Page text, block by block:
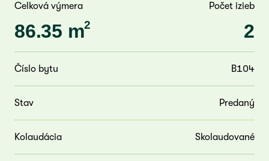
Celková výmera Počet izieb
86.35 m2 2
Číslo bytu B104
Stav Predaný
Kolaudácia Skolaudované